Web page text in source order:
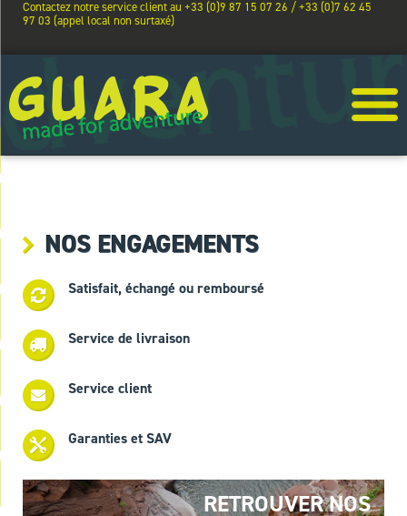
Contactez notre service client au +33 (0)9 87 15 07 26 / +33 (0)7 62 45
97 03 (appel local non surtaxé)
NOS ENGAGEMENTS
Satisfait, échangé ou remboursé
Service de livraison
Service client
Garanties et SAV
RETROUVER NOS